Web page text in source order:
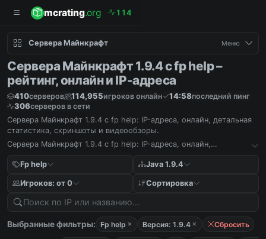
mcrating.org 1 1 4
Сервера Майнкрафт Меню
Сервера Майнкрафт 1.9.4 с fp help –
рейтинг, онлайн и IP-адреса
410серверов 114,955игроков онлайн 14:58последний пинг
306серверов в сети
Сервера Майнкрафт 1.9.4 с fp help: IP-адреса, онлайн, детальная
статистика, скриншоты и видеообзоры.
Сервера Майнкрафт 1.9.4 с fp help: IP-адреса, онлайн,
Fp help
Java 1.9.4
Игроков: от 0 Сортировка
Выбранные фильтры: Fp help Версия: 1.9.4 Сбросить